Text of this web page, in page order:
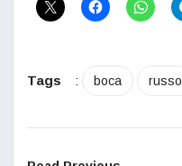
Tags : boca russo